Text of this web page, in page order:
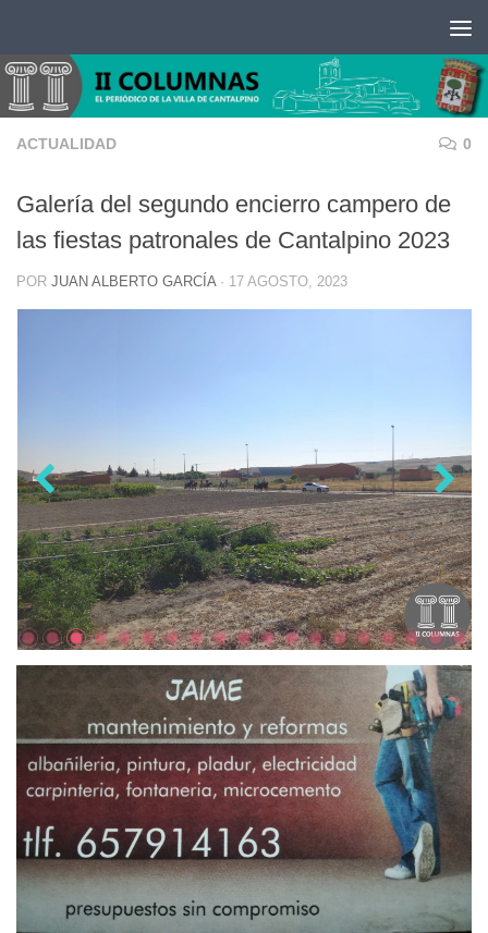
ACTUALIDAD 0
Galería del segundo encierro campero de
las fiestas patronales de Cantalpino 2023
POR JUAN ALBERTO GARCÍA · 17 AGOSTO, 2023